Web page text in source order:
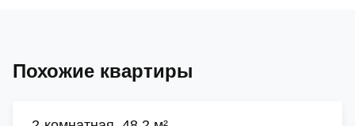
Похожие квартиры